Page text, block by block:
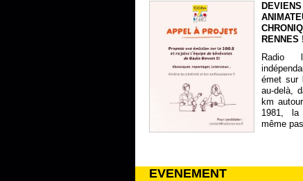
DEVIENS
RENNES !
Radio
émet sur
au-delà,
km
1981,
même
EVENEMENT